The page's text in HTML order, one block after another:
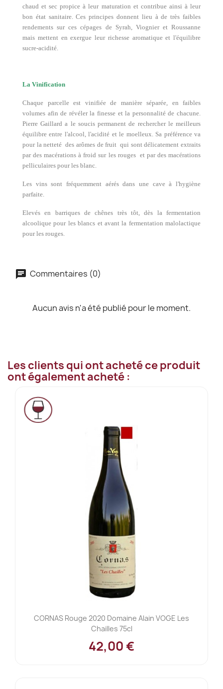
chaud et sec propice à leur maturation et contribue ainsi à leur
bon état sanitaire. Ces principes donnent lieu à de très faibles
rendements sur ces cépages de Syrah, Viognier et Roussanne
mais mettent en exergue leur richesse aromatique et l'équilibre
sucre-acidité.
La Vinification
Chaque parcelle est vinifiée de manière séparée, en faibles
volumes afin de révéler la finesse et la personnalité de chacune.
Pierre Gaillard a le soucis permanent de rechercher le meilleurs
équilibre entre l'alcool, l'acidité et le moelleux. Sa préférence va
pour la netteté des arômes de fruit qui sont délicatement extraits
par des macérations à froid sur les rouges et par des macérations
pelliculaires pour les blanc.
Les vins sont fréquemment aérés dans une cave à l'hygiène
parfaite.
Elevés en barriques de chênes très tôt, dès la fermentation
alcoolique pour les blancs et avant la fermentation malolactique
pour les rouges.
Commentaires (0)
Aucun avis n'a été publié pour le moment.
Les clients qui ont acheté ce produit
ont également acheté :
CORNAS Rouge 2020 Domaine Alain VOGE Les
Chailles 75cl
42,00 €